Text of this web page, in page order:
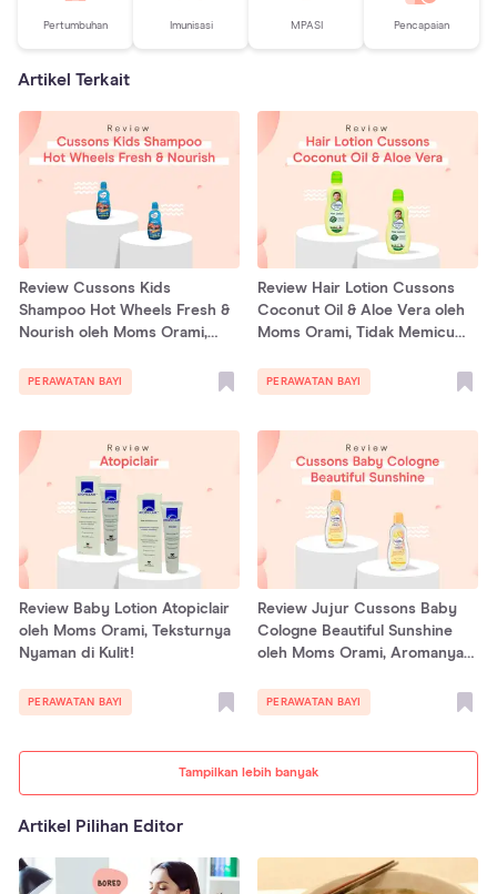
Pertumbuhan Imunisasi MPASI Pencapaian
Artikel Terkait
Tampilkan lebih banyak
Review Cussons Kids
Shampoo Hot Wheels Fresh &
Nourish oleh Moms Orami,
PERAWATAN BAYI
Review Hair Lotion Cussons
Coconut Oil & Aloe Vera oleh
Moms Orami, Tidak Memicu
PERAWATAN BAYI
Review Baby Lotion Atopiclair
oleh Moms Orami, Teksturnya
Nyaman di Kulit!
PERAWATAN BAYI
Review Jujur Cussons Baby
Cologne Beautiful Sunshine
oleh Moms Orami, Aromanya
PERAWATAN BAYI
Artikel Pilihan Editor